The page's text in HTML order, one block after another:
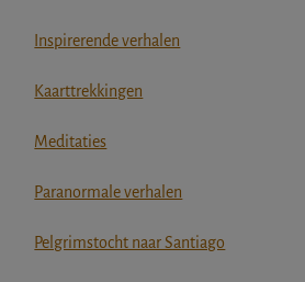
Inspirerende verhalen
Kaarttrekkingen
Meditaties
Paranormale verhalen
Pelgrimstocht naar Santiago